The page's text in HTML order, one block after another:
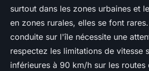
surtout dans les zones urbaines et
en zones rurales, elles se font
conduite sur l'île nécessite une
respectez les limitations de vitesse
inférieures à 90 km/h sur les routes